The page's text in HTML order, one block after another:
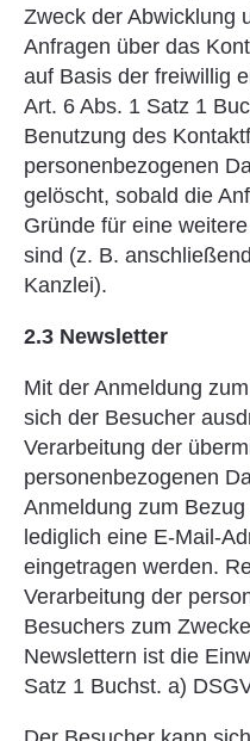
Zweck der Abwicklung
Anfragen über das
auf Basis der freiwillig
Art. 6 Abs. 1 Satz 1
Benutzung des
personenbezogenen
gelöscht, sobald die
Gründe für eine
sind (z. B.
Kanzlei).
2.3 Newsletter
Mit der Anmeldung
sich der Besucher
Verarbeitung der
personenbezogenen
Anmeldung zum
lediglich eine E-Mail-
eingetragen werden.
Verarbeitung der
Besuchers zum
Newslettern ist die
Satz 1 Buchst. a)